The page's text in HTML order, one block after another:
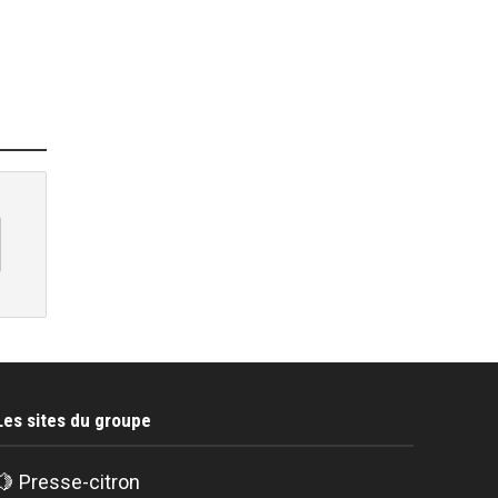
sites du groupe
Presse-citron